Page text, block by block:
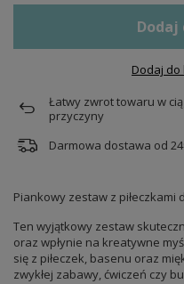
Dodaj
Dodaj
Łatwy zwrot towaru w
przyczyny
Darmowa dostawa od
Piankowy zestaw z piłeczkami
Ten wyjątkowy zestaw
oraz wpłynie na kreatywne
się z piłeczek, basenu oraz
zwykłej zabawy, ćwiczeń czy